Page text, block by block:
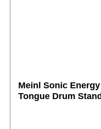
Meinl Sonic
Tongue Drum